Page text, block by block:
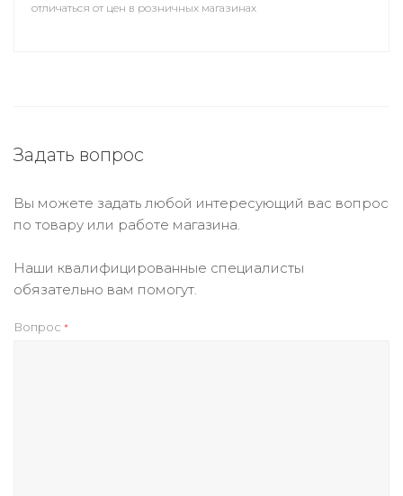
отличаться от цен в розничных магазинах
Задать вопрос
Вы можете задать любой интересующий вас вопрос
по товару или работе магазина.
Наши квалифицированные специалисты
обязательно вам помогут.
Вопрос *